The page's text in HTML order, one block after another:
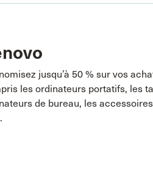
jusqu’à 50 % sur vos
les ordinateurs portatifs, les
de bureau, les